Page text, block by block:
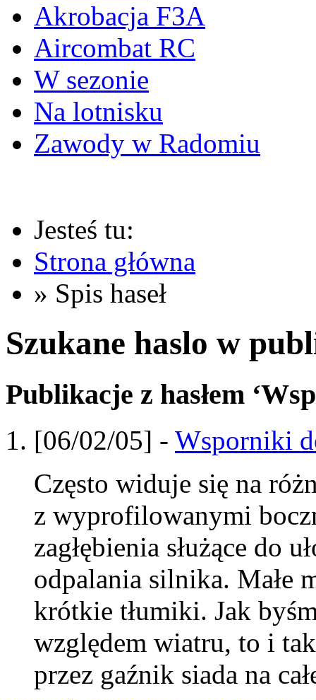
Akrobacja F3A
Aircombat RC
W sezonie
Na lotnisku
Zawody w Radomiu
Jesteś tu:
Strona główna
» Spis haseł
Szukane haslo w
Publikacje z hasłem
[06/02/05] - Wsporniki
Często widuje się na
z wyprofilowanymi
zagłębienia służące do
odpalania silnika. Małe
krótkie tłumiki. Jak
względem wiatru, to i
przez gaźnik siada na